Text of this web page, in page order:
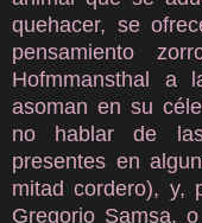
quehacer, se
pensamiento
Hofmmansthal a
asoman en su
no hablar de las
presentes en
mitad cordero), y,
Gregorio Samsa,